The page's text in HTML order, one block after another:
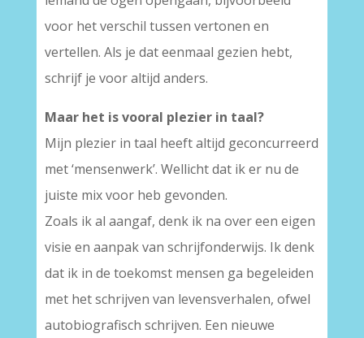
voor het verschil tussen vertonen en
vertellen. Als je dat eenmaal gezien hebt,
schrijf je voor altijd anders.
Maar het is vooral plezier in taal?
Mijn plezier in taal heeft altijd geconcurreerd
met ‘mensenwerk’. Wellicht dat ik er nu de
juiste mix voor heb gevonden.
Zoals ik al aangaf, denk ik na over een eigen
visie en aanpak van schrijfonderwijs. Ik denk
dat ik in de toekomst mensen ga begeleiden
met het schrijven van levensverhalen, ofwel
autobiografisch schrijven. Een nieuwe